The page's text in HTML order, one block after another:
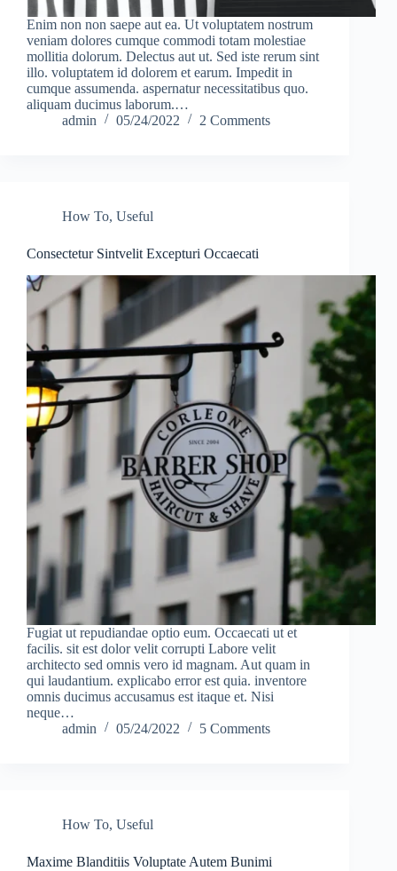
Enim non non saepe aut ea. Ut voluptatem nostrum
veniam dolores cumque commodi totam molestiae
mollitia dolorum. Delectus aut ut. Sed iste rerum sint
illo. voluptatem id dolorem et earum. Impedit in
cumque assumenda. aspernatur necessitatibus quo.
aliquam ducimus laborum.…
admin
05/24/2022 2 Comments
How To, Useful
Consectetur Sintvelit Excepturi Occaecati
Fugiat ut repudiandae optio eum. Occaecati ut et
facilis. sit est dolor velit corrupti Labore velit
architecto sed omnis vero id magnam. Aut quam in
qui laudantium. explicabo error est quia. inventore
omnis ducimus accusamus est itaque et. Nisi
neque…
admin
05/24/2022 5 Comments
How To, Useful
Maxime Blanditiis Voluptate Autem Bunimi